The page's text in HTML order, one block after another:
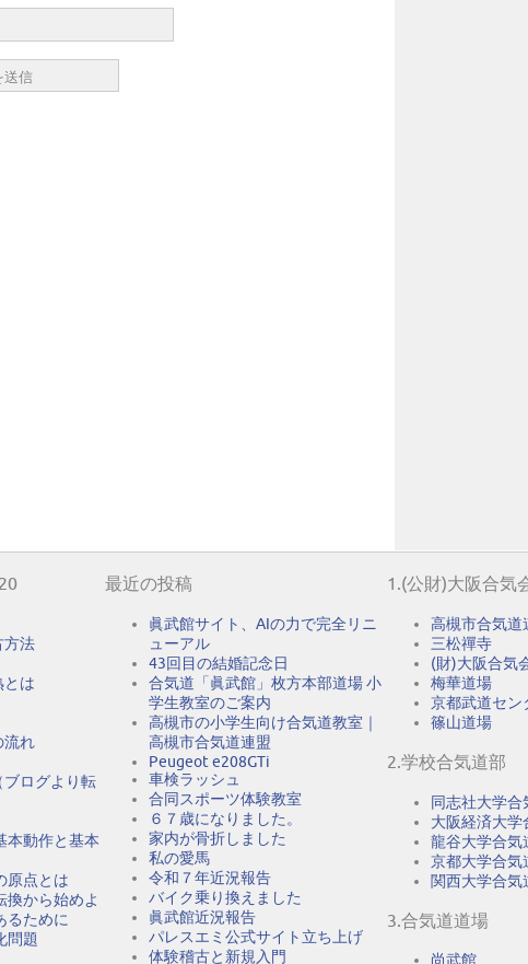
方法
とは
流れ
ログより転
本動作と基本
原点とは
換から始めよ
るために
問題
最近の投稿
眞武館サイト、AIの力で完全リニ
ューアル
43回目の結婚記念日
合気道「眞武館」枚方本部道場 小
学生教室のご案内
高槻市の小学生向け合気道教室｜
高槻市合気道連盟
Peugeot e208GTi
車検ラッシュ
合同スポーツ体験教室
６７歳になりました。
家内が骨折しました
私の愛馬
令和７年近況報告
バイク乗り換えました
眞武館近況報告
パレスエミ公式サイト立ち上げ
体験稽古と新規入門
1.(公財)大阪合気
高槻市合気道
三松禪寺
(財)大阪合
梅華道場
京都武道セン
篠山道場
2.学校合気道部
同志社大学合
大阪経済大学
龍谷大学合気
京都大学合気
関西大学合気
3.合気道道場
尚武館